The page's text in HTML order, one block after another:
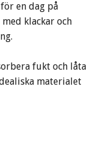
en dag på
klackar och
fukt och låta
materialet